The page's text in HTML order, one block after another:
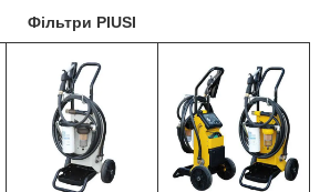
Фільтри PIUSI